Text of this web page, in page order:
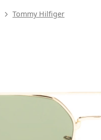
Tommy Hilfiger